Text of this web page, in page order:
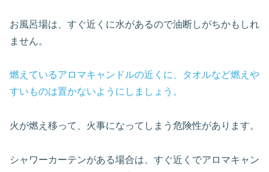
お風呂場は、すぐ近くに水があるので油断しがちかもしれ
ません。
燃えているアロマキャンドルの近くに、タオルなど燃えや
すいものは置かないようにしましょう。
火が燃え移って、火事になってしまう危険性があります。
シャワーカーテンがある場合は、すぐ近くでアロマキャン